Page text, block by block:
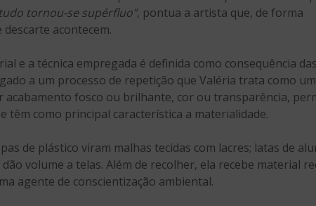
tornou-se supérfluo”, pontua a artista que, de forma
acontecem.
e a técnica empregada é definida como consequência
a um processo de repetição que Valéria trata como
acabamento fosco ou brilhante, cor ou transparência,
como principal característica a materialidade.
de plástico viram malhas tecidas com lacres; latas de
volume a telas. Além de recolher, ela recebe material
agente de conscientização ambiental.